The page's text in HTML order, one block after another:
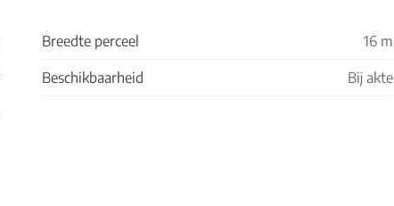
Breedte perceel 16 m
Beschikbaarheid Bij akte